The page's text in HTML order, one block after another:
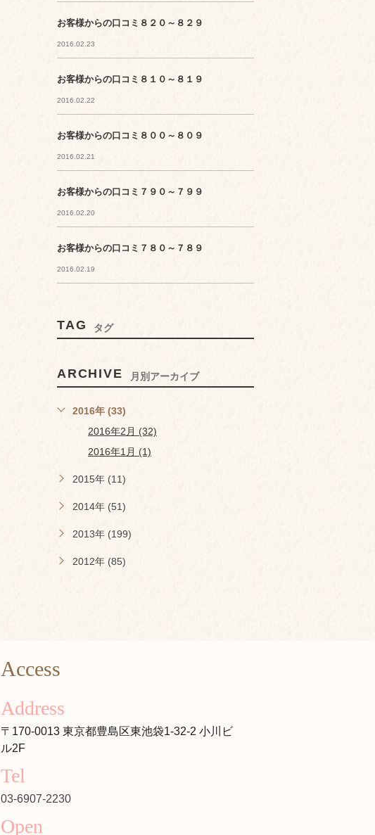
お客様からの口コミ８２０～８２９
2016.02.23
お客様からの口コミ８１０～８１９
2016.02.22
お客様からの口コミ８００～８０９
2016.02.21
お客様からの口コミ７９０～７９９
2016.02.20
お客様からの口コミ７８０～７８９
2016.02.19
TAG タグ
ARCHIVE 月別アーカイブ
2016年 (33)
2016年2月 (32)
2016年1月 (1)
2015年 (11)
2014年 (51)
2013年 (199)
2012年 (85)
Access
Address
〒170-0013 東京都豊島区東池袋1-32-2 小川ビ
ル2F
Tel
03-6907-2230
Open